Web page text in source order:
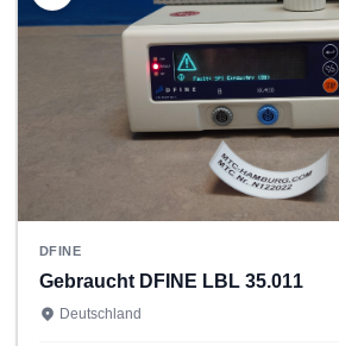
DFINE
Gebraucht DFINE LBL 35.011
Deutschland